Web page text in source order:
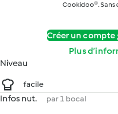
Cookidoo®. Sans
Créer un
Plus
Niveau
facile
Infos nut. par 1 bocal